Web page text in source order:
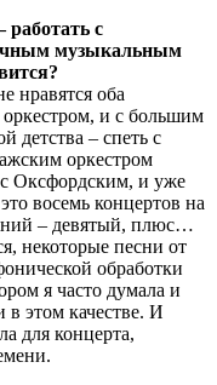
работать с
музыкальным
нравятся оба
и с большим
детства – спеть с
оркестром
Оксфордским, и уже
восемь концертов на
– девятый, плюс…
некоторые песни от
обработки
я часто думала и
в этом качестве. И
для концерта,